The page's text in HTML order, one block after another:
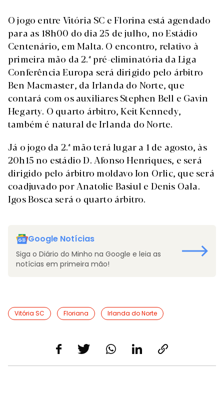
O jogo entre Vitória SC e Florina está agendado
para as 18h00 do dia 25 de julho, no Estádio
Centenário, em Malta. O encontro, relativo à
primeira mão da 2.ª pré-eliminatória da Liga
Conferência Europa será dirigido pelo árbitro
Ben Macmaster, da Irlanda do Norte, que
contará com os auxiliares Stephen Bell e Gavin
Hegarty. O quarto árbitro, Keit Kennedy,
também é natural de Irlanda do Norte.
Já o jogo da 2.ª mão terá lugar a 1 de agosto, às
20h15 no estádio D. Afonso Henriques, e será
dirigido pelo árbitro moldavo Ion Orlic, que será
coadjuvado por Anatolie Basiul e Denis Oala.
Igos Bosca será o quarto árbitro.
Google Notícias
Siga o Diário do Minho na Google e leia as
notícias em primeira mão!
Vitória SC Floriana Irlanda do Norte